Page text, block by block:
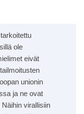
ole
eivät
unionin
ja ne ovat
virallisiin